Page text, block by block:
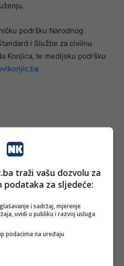
podršku Narodnog
i Službe za civilnu
Konjica, te medijsku podršku
traži vašu dozvolu za
za sljedeće:
i sadržaj, mjerenje
uvidi u publiku i razvoj usluga
podacima na uređaju